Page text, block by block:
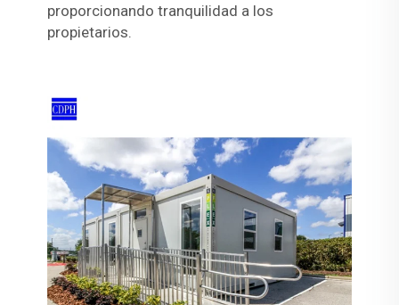
proporcionando tranquilidad a los
propietarios.